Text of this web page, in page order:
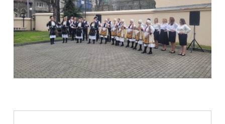
Skip back to main navigation
Navigare în articole